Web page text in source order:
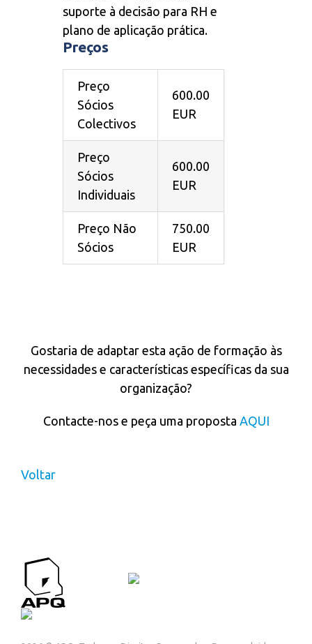
suporte à decisão para RH e
plano de aplicação prática.
Preços
Preço
Sócios
Colectivos
600.00
EUR
Preço
Sócios
Individuais
600.00
EUR
Preço Não
Sócios
750.00
EUR
Gostaria de adaptar esta ação de formação às
necessidades e características específicas da sua
organização?
Contacte-nos e peça uma proposta AQUI
Voltar